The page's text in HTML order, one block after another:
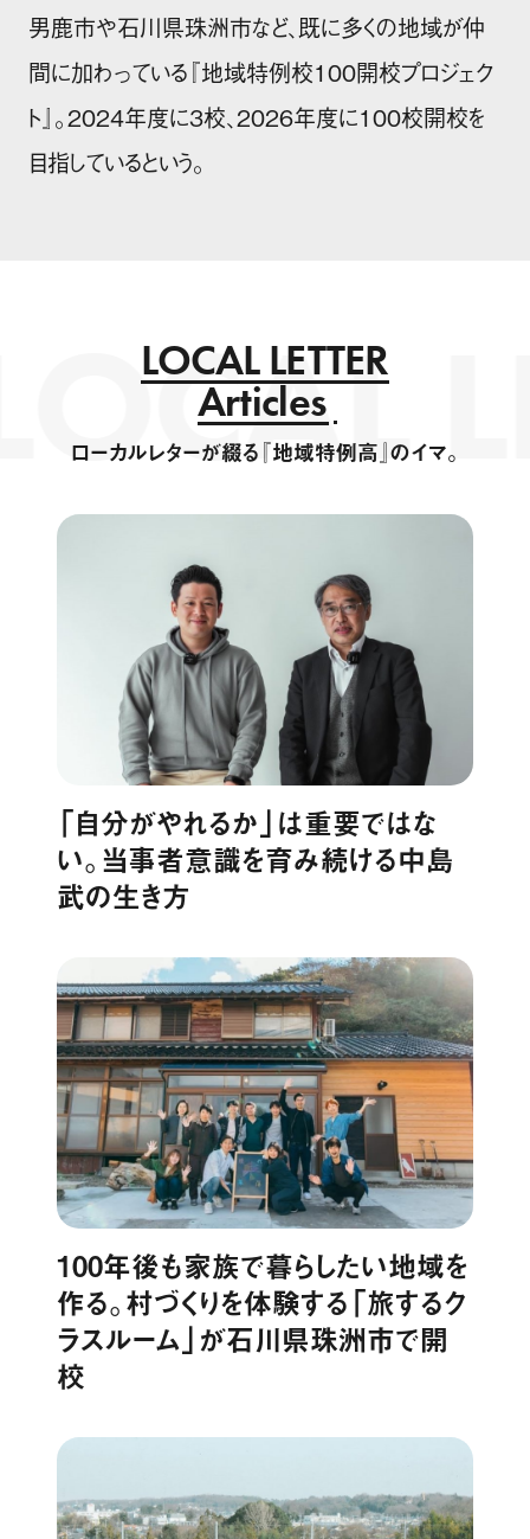
男鹿市や石川県珠洲市など、既に多くの地域が仲
間に加わっている『地域特例校100開校プロジェク
ト』。2024年度に3校、2026年度に100校開校を
目指しているという。
LOCAL LETTER
Articles
ローカルレターが綴る『地域特例高』のイマ。
「自分がやれるか」は重要ではな
い。当事者意識を育み続ける中島
武の生き方
100年後も家族で暮らしたい地域を
作る。村づくりを体験する「旅するク
ラスルーム」が石川県珠洲市で開
校